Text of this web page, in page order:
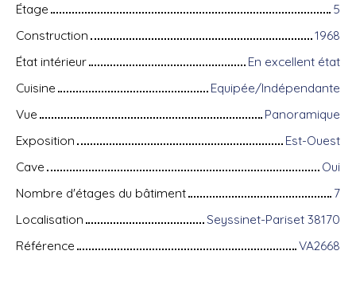
Étage
5
Construction
1968
État intérieur
En excellent état
Cuisine
Equipée/Indépendante
Vue
Panoramique
Exposition
Est-Ouest
Cave
Oui
Nombre d'étages du bâtiment
7
Localisation
Seyssinet-Pariset 38170
Référence
VA2668